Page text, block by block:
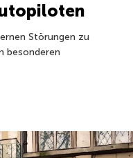
Störungen zu
besonderen